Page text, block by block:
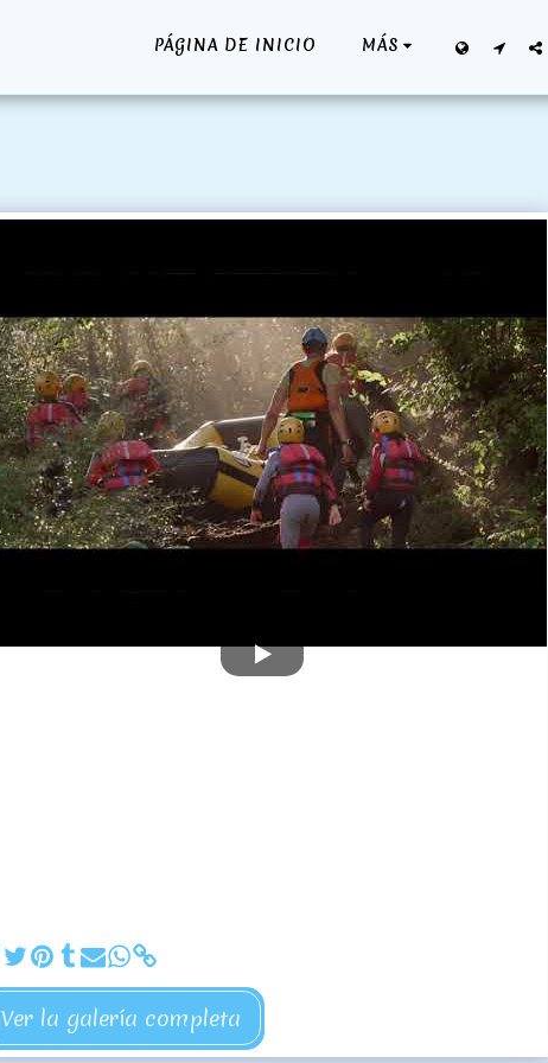
PÁGINA DE INICIO MÁS
Ver la galería completa